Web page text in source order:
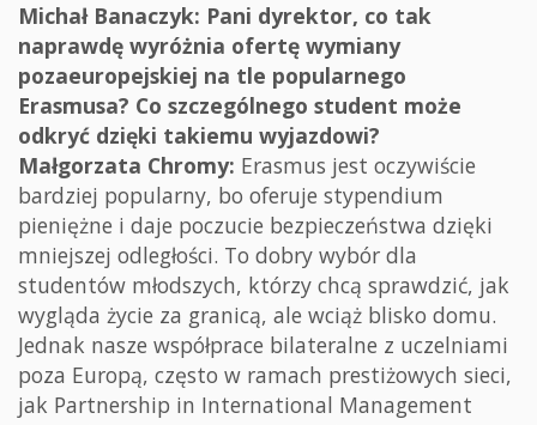
Michał Banaczyk: Pani dyrektor, co tak
naprawdę wyróżnia ofertę wymiany
pozaeuropejskiej na tle popularnego
Erasmusa? Co szczególnego student może
odkryć dzięki takiemu wyjazdowi?
Małgorzata Chromy: Erasmus jest oczywiście
bardziej popularny, bo oferuje stypendium
pieniężne i daje poczucie bezpieczeństwa dzięki
mniejszej odległości. To dobry wybór dla
studentów młodszych, którzy chcą sprawdzić, jak
wygląda życie za granicą, ale wciąż blisko domu.
Jednak nasze współprace bilateralne z uczelniami
poza Europą, często w ramach prestiżowych sieci,
jak Partnership in International Management